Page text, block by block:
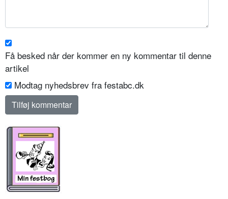
Få besked når der kommer en ny kommentar til denne
artikel
Modtag nyhedsbrev fra festabc.dk